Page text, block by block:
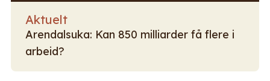
Aktuelt
Arendalsuka: Kan 850 milliarder få flere i
arbeid?